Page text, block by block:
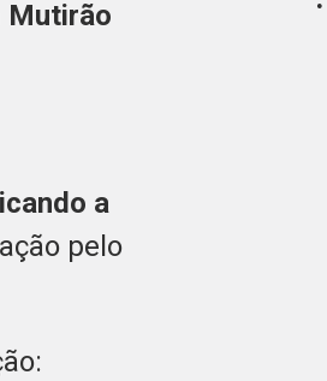
Mutirão
a
pelo